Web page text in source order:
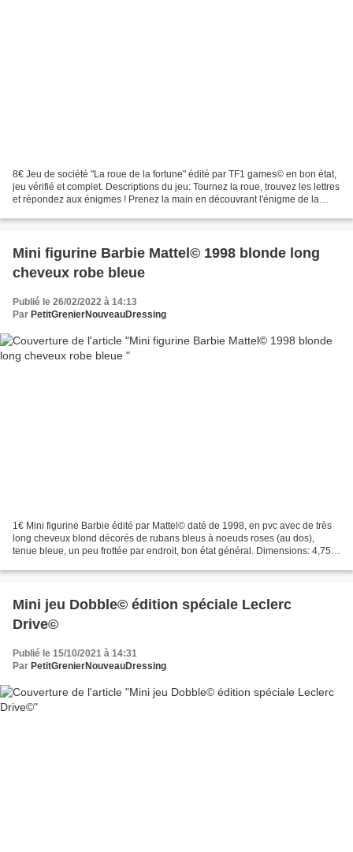
8€ Jeu de société "La roue de la fortune" édité par TF1 games© en bon état,
jeu vérifié et complet. Descriptions du jeu: Tournez la roue, trouvez les lettres
et répondez aux énigmes ! Prenez la main en découvrant l'énigme de la
Mini figurine Barbie Mattel© 1998 blonde long
cheveux robe bleue
Publié le 26/02/2022 à 14:13
Par PetitGrenierNouveauDressing
1€ Mini figurine Barbie édité par Mattel© daté de 1998, en pvc avec de très
long cheveux blond décorés de rubans bleus à noeuds roses (au dos),
tenue bleue, un peu frottée par endroit, bon état général. Dimensions: 4,75 X
Mini jeu Dobble© édition spéciale Leclerc
Drive©
Publié le 15/10/2021 à 14:31
Par PetitGrenierNouveauDressing